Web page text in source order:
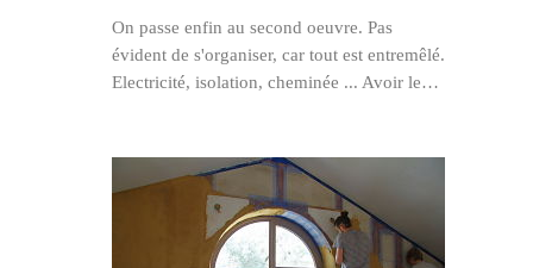
On passe enfin au second oeuvre. Pas
évident de s'organiser, car tout est entremêlé.
Electricité, isolation, cheminée ... Avoir le…